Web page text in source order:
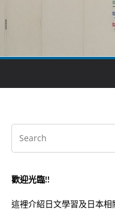
歡迎光臨!!
這裡介紹日文學習及日本